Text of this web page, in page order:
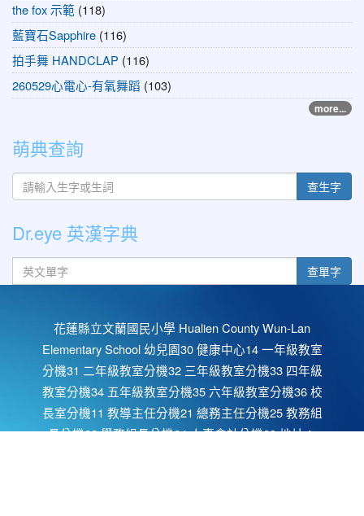
the fox 示範 (118)
藍寶石Sapphire (116)
拍手舞 HANDCLAP (116)
260529心電心-有氧舞蹈 (103)
more...
萌典查詢
查生字
Dr.eye 英漢字典
英文單字 查單字
花蓮縣立文蘭國民小學 Hualien County Wun-Lan
Elementary School 幼兒園30 健康中心14 一年級教室
分機31 二年級教室分機32 三年級教室分機33 四年級
教室分機34 五年級教室分機35 六年級教室分機36 校
長室分機11 教導主任分機21 總務主任分機25 教務組
長分機22 學務組長分機24 人事會計分機23 地址：